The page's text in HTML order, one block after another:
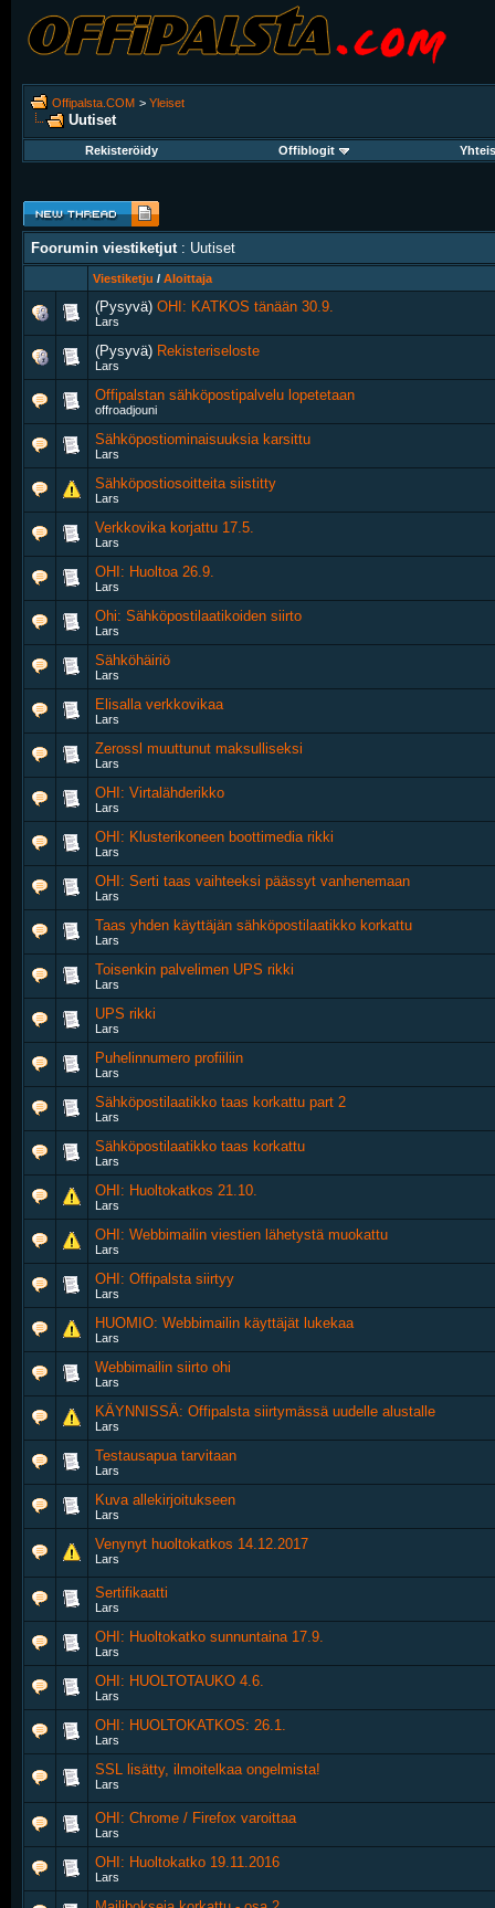
Offipalsta.COM > Yleiset
Uutiset
Rekisteröidy Offiblogit
Foorumin viestiketjut: Uutiset
Viestiketju / Aloittaja
(Pysyvä) OHI: KATKOS tänään 30.9.
Lars
(Pysyvä) Rekisteriseloste
Lars
Offipalstan sähköpostipalvelu lopetetaan
offroadjouni
Sähköpostiominaisuuksia karsittu
Lars
Sähköpostiosoitteita siistitty
Lars
Verkkovika korjattu 17.5.
Lars
OHI: Huoltoa 26.9.
Lars
Ohi: Sähköpostilaatikoiden siirto
Lars
Sähköhäiriö
Lars
Elisalla verkkovikaa
Lars
Zerossl muuttunut maksulliseksi
Lars
OHI: Virtalähderikko
Lars
OHI: Klusterikoneen boottimedia rikki
Lars
OHI: Serti taas vaihteeksi päässyt vanhenemaan
Lars
Taas yhden käyttäjän sähköpostilaatikko korkattu
Lars
Toisenkin palvelimen UPS rikki
Lars
UPS rikki
Lars
Puhelinnumero profiiliin
Lars
Sähköpostilaatikko taas korkattu part 2
Lars
Sähköpostilaatikko taas korkattu
Lars
OHI: Huoltokatkos 21.10.
Lars
OHI: Webbimailin viestien lähetystä muokattu
Lars
OHI: Offipalsta siirtyy
Lars
HUOMIO: Webbimailin käyttäjät lukekaa
Lars
Webbimailin siirto ohi
Lars
KÄYNNISSÄ: Offipalsta siirtymässä uudelle alustalle
Lars
Testausapua tarvitaan
Lars
Kuva allekirjoitukseen
Lars
Venynyt huoltokatkos 14.12.2017
Lars
Sertifikaatti
Lars
OHI: Huoltokatko sunnuntaina 17.9.
Lars
OHI: HUOLTOTAUKO 4.6.
Lars
OHI: HUOLTOKATKOS: 26.1.
Lars
SSL lisätty, ilmoitelkaa ongelmista!
Lars
OHI: Chrome / Firefox varoittaa
Lars
OHI: Huoltokatko 19.11.2016
Lars